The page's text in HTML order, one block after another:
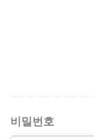
비밀번호